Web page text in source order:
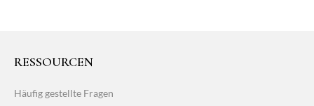
RESSOURCEN
Häufig gestellte Fragen